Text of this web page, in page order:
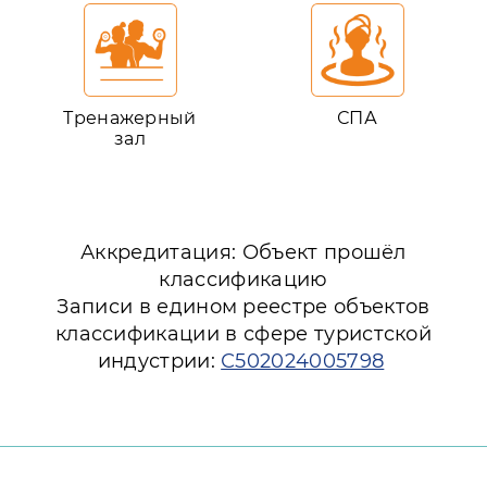
Тренажерный
зал
СПА
Аккредитация: Объект прошёл
классификацию
Записи в едином реестре объектов
классификации в сфере туристской
индустрии: С502024005798